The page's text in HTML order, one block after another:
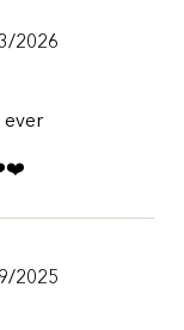
2026
ever
2025